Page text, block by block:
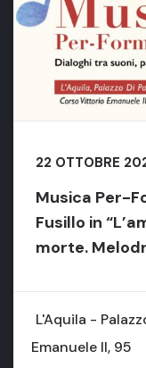
22 OTTOBRE
Musica Per-
Fusillo in
morte.
L'Aquila -
Emanuele II, 95